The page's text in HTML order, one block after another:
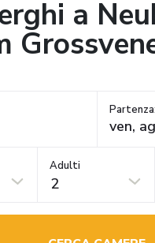
a
Partenza:
Adulti
2